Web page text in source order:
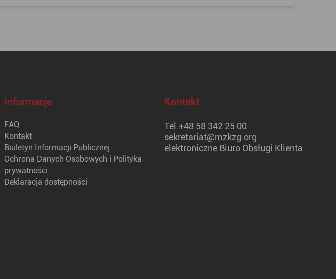
Informacje
FAQ
Kontakt
Biuletyn Informacji Publicznej
Ochrona Danych Osobowych i Polityka
prywatności
Deklaracja dostępności
Kontakt
Tel.+48 58 342 25 00
sekretariat@mzkzg.org
elektroniczne Biuro Obsługi Klienta